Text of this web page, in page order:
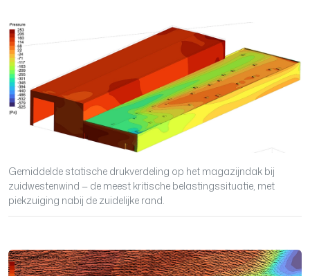
Gemiddelde statische drukverdeling op het magazijndak bij
zuidwestenwind — de meest kritische belastingssituatie, met
piekzuiging nabij de zuidelijke rand.